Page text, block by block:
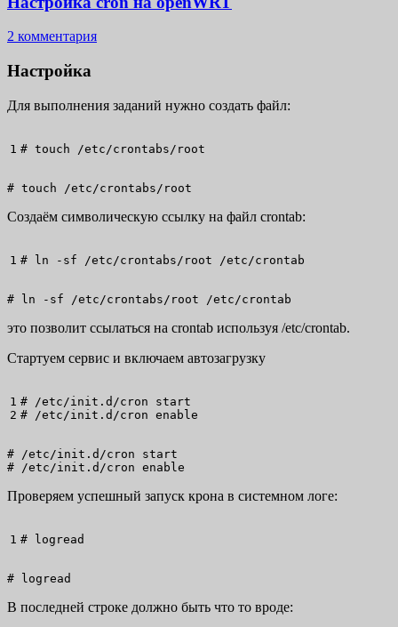
2 комментария
Настройка
Для выполнения заданий нужно создать файл:
# touch /etc /crontabs / root
# touch /etc/crontabs/root
Создаём символическую ссылку на файл crontab:
# ln -sf /etc /crontabs / root /etc /crontab
# ln -sf /etc/crontabs/root /etc/crontab
это позволит ссылаться на crontab используя /etc/crontab.
Стартуем сервис и включаем автозагрузку
1 # /etc/init.d/cron start
# /etc/init.d/cron enable
# /etc/init.d/cron start
# /etc/init.d/cron enable
Проверяем успешный запуск крона в системном логе:
# logread
# logread
В последней строке должно быть что то вроде: